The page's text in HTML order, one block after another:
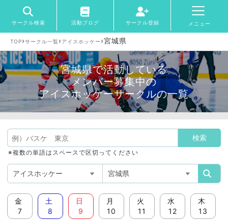
サークル検索 活動ブログ サークル登録 メニュー
TOP›サークル一覧 › アイスホッケー ›宮城県
宮城県で活動している
メンバー募集中の
アイスホッケーサークルの一覧
※複数の単語はスペースで区切ってください
金
7
土
8
日
9
月
10
火
11
水
12
木
13